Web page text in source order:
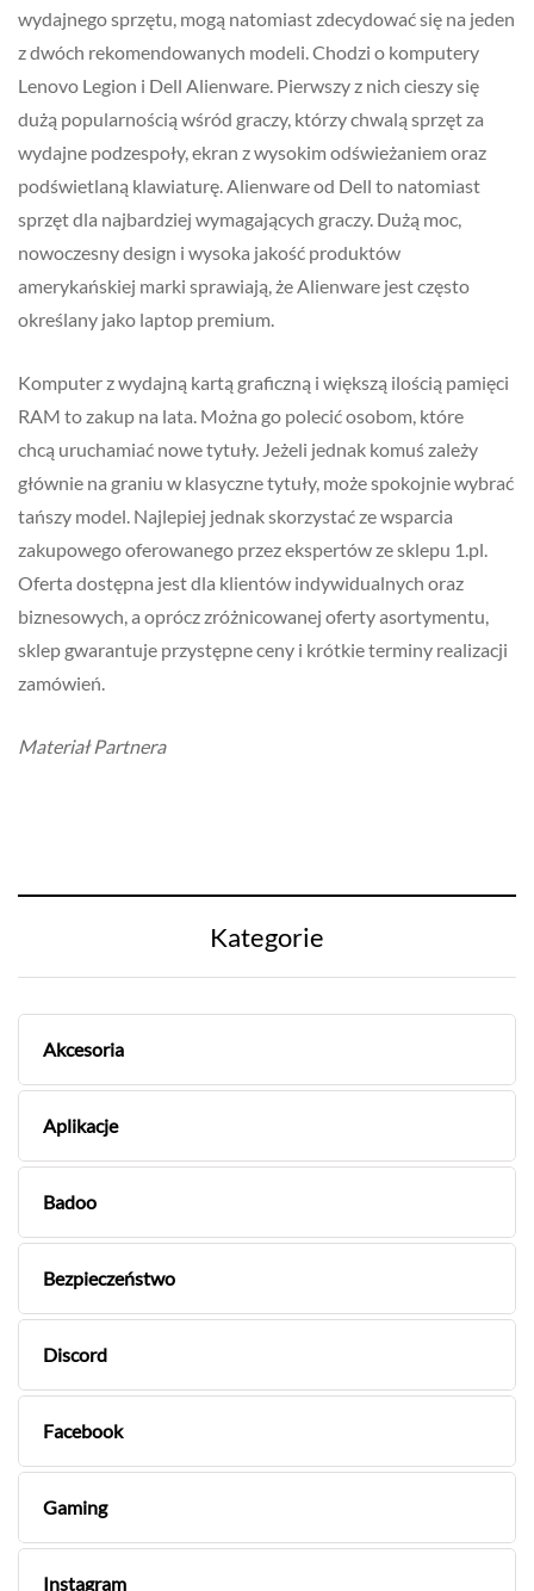
wydajnego sprzętu, mogą natomiast zdecydować się na jeden
z dwóch rekomendowanych modeli. Chodzi o komputery
Lenovo Legion i Dell Alienware. Pierwszy z nich cieszy się
dużą popularnością wśród graczy, którzy chwalą sprzęt za
wydajne podzespoły, ekran z wysokim odświeżaniem oraz
podświetlaną klawiaturę. Alienware od Dell to natomiast
sprzęt dla najbardziej wymagających graczy. Dużą moc,
nowoczesny design i wysoka jakość produktów
amerykańskiej marki sprawiają, że Alienware jest często
określany jako laptop premium.
Komputer z wydajną kartą graficzną i większą ilością pamięci
RAM to zakup na lata. Można go polecić osobom, które
chcą uruchamiać nowe tytuły. Jeżeli jednak komuś zależy
głównie na graniu w klasyczne tytuły, może spokojnie wybrać
tańszy model. Najlepiej jednak skorzystać ze wsparcia
zakupowego oferowanego przez ekspertów ze sklepu 1.pl.
Oferta dostępna jest dla klientów indywidualnych oraz
biznesowych, a oprócz zróżnicowanej oferty asortymentu,
sklep gwarantuje przystępne ceny i krótkie terminy realizacji
zamówień.
Materiał Partnera
Kategorie
Akcesoria
Aplikacje
Badoo
Bezpieczeństwo
Discord
Facebook
Gaming
Instagram